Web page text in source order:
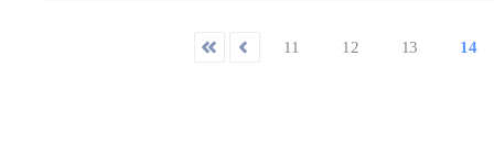
11 12 13 14